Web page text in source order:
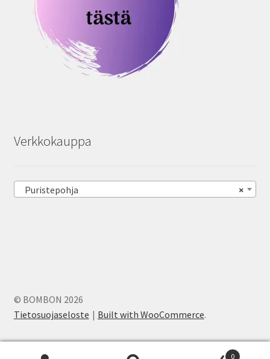
Verkkokauppa
×
Puristepohja
© BOMBON 2026
Tietosuojaseloste
Built with WooCommerce.
0